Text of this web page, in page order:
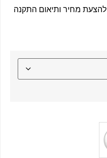
מחיר ותיאום התקנה